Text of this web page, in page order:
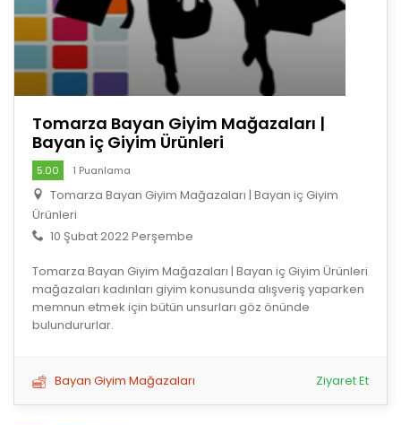
Tomarza Bayan Giyim Mağazaları |
Bayan iç Giyim Ürünleri
5.00 1 Puanlama
Tomarza Bayan Giyim Mağazaları | Bayan iç Giyim
Ürünleri
10 Şubat 2022 Perşembe
Tomarza Bayan Giyim Mağazaları | Bayan iç Giyim Ürünleri
mağazaları kadınları giyim konusunda alışveriş yaparken
memnun etmek için bütün unsurları göz önünde
bulundururlar.
Bayan Giyim Mağazaları Ziyaret Et